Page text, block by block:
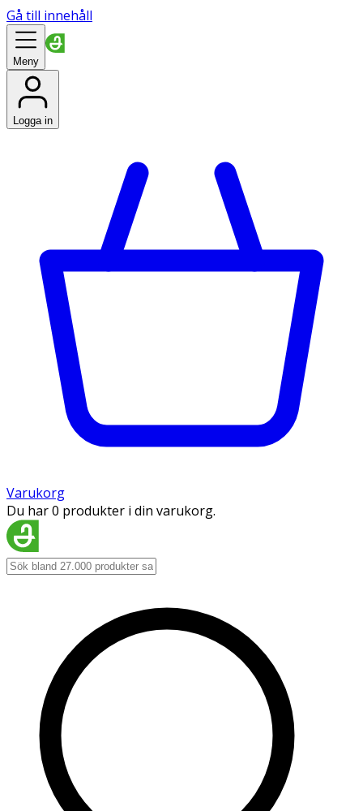
Gå till innehåll
Meny
Logga in
Varukorg
Du har 0 produkter i din varukorg.